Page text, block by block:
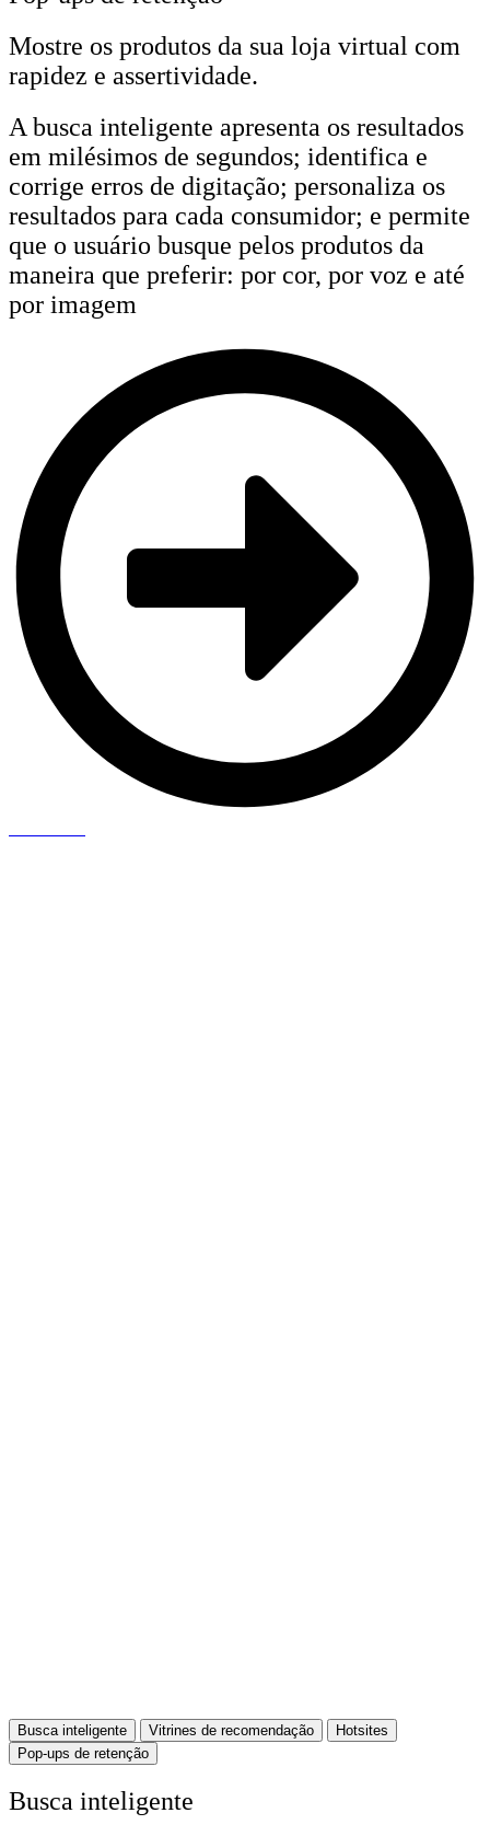
Mostre os produtos da sua loja virtual com
rapidez e assertividade.
A busca inteligente apresenta os resultados
em milésimos de segundos; identifica e
corrige erros de digitação; personaliza os
resultados para cada consumidor; e permite
que o usuário busque pelos produtos da
maneira que preferir: por cor, por voz e até
por imagem
Busca inteligente Vitrines de recomendação
Hotsites
Pop-ups de retenção
Busca inteligente